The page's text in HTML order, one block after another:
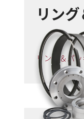
リン
リング＆パ